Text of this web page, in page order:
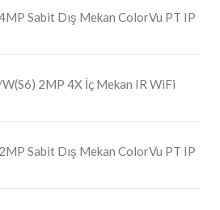
Sabit Dış Mekan ColorVu PT IP
2MP 4X İç Mekan IR WiFi
Sabit Dış Mekan ColorVu PT IP